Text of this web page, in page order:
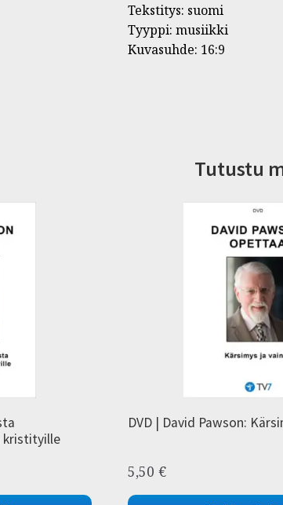
Tekstitys: suomi
Tyyppi: musiikki
Kuvasuhde: 16:9
Tutustu
kristityille
DVD | David Pawson:
5,50€